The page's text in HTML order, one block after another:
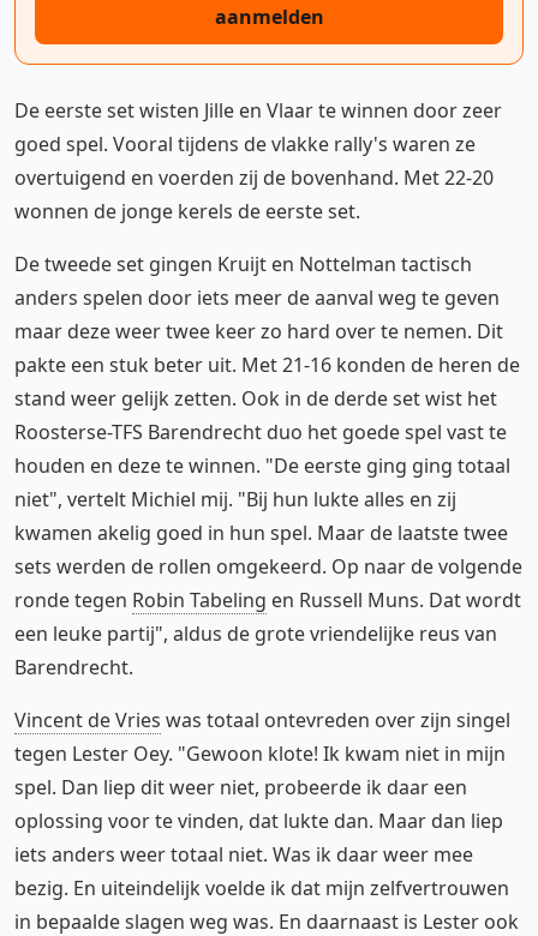
aanmelden
De eerste set wisten Jille en Vlaar te winnen door zeer
goed spel. Vooral tijdens de vlakke rally's waren ze
overtuigend en voerden zij de bovenhand. Met 22-20
wonnen de jonge kerels de eerste set.
De tweede set gingen Kruijt en Nottelman tactisch
anders spelen door iets meer de aanval weg te geven
maar deze weer twee keer zo hard over te nemen. Dit
pakte een stuk beter uit. Met 21-16 konden de heren de
stand weer gelijk zetten. Ook in de derde set wist het
Roosterse-TFS Barendrecht duo het goede spel vast te
houden en deze te winnen. "De eerste ging ging totaal
niet", vertelt Michiel mij. "Bij hun lukte alles en zij
kwamen akelig goed in hun spel. Maar de laatste twee
sets werden de rollen omgekeerd. Op naar de volgende
ronde tegen Robin Tabeling en Russell Muns. Dat wordt
een leuke partij", aldus de grote vriendelijke reus van
Barendrecht.
Vincent de Vries was totaal ontevreden over zijn singel
tegen Lester Oey. "Gewoon klote! Ik kwam niet in mijn
spel. Dan liep dit weer niet, probeerde ik daar een
oplossing voor te vinden, dat lukte dan. Maar dan liep
iets anders weer totaal niet. Was ik daar weer mee
bezig. En uiteindelijk voelde ik dat mijn zelfvertrouwen
in bepaalde slagen weg was. En daarnaast is Lester ook